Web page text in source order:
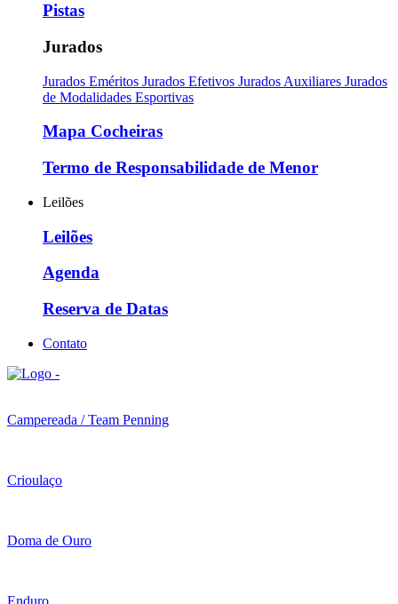
Pistas
Jurados
Jurados Eméritos Jurados Efetivos Jurados Auxiliares Jurados
de Modalidades Esportivas
Mapa Cocheiras
Termo de Responsabilidade de Menor
Leilões
Leilões
Agenda
Reserva de Datas
Contato
Campereada / Team Penning
Crioulaço
Doma de Ouro
Enduro